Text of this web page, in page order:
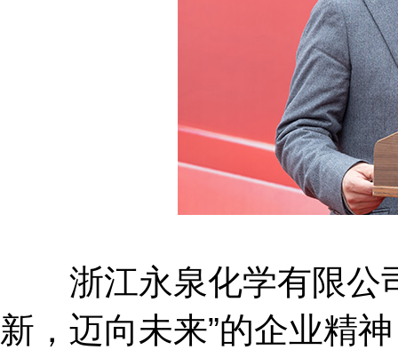
浙江永泉化学有限公司
新，迈向未来”的企业精